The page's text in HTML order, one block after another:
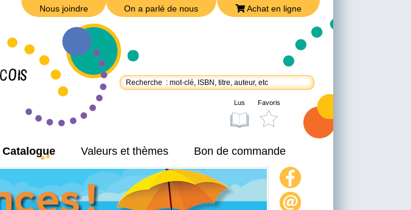
Nous joindre On a parlé de nous Achat en ligne
Catalogue Valeurs et thèmes Bon de commande
Lus Favoris